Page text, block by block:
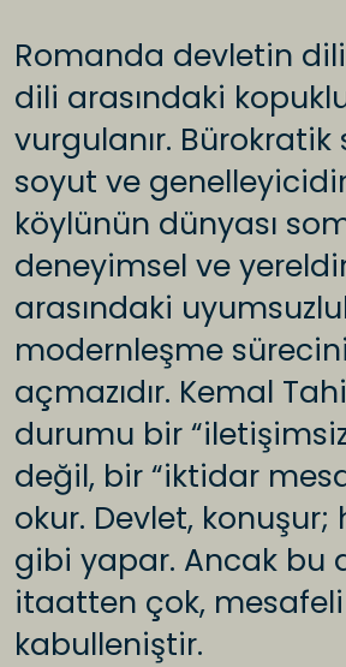
Romanda devletin dili
dili arasındaki
vurgulanır. Bürokratik
soyut ve
köylünün dünyası
deneyimsel ve
arasındaki
modernleşme
açmazıdır. Kemal
durumu bir
değil, bir “iktidar
okur. Devlet, konuşur;
gibi yapar. Ancak bu
itaatten çok,
kabulleniştir.